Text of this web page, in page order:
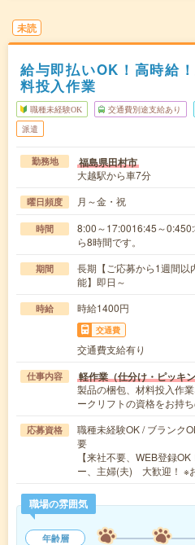
未読
給与即払いOK！高時給
料投入作業
職種未経験OK 交通費別途支給あり
派遣
勤務地 福島県田村市
大越駅から車7分
曜日頻度 月～金・祝
時間
8:00～17:0016:45～
ら8時間です。
期間
長期【ご応募から1週間以
能】即日～
時給 時給1400円
交通費
交通費支給有り
仕事内容 軽作業（仕分け・ピッキ
製品の梱包、材料投入作
ークリフトの資格をお持
応募資格
職種未経験OK / ブランク
要
【来社不要、WEB登録
ー、主婦(夫) 大歓迎！ ※
職場の雰囲気
年齢層